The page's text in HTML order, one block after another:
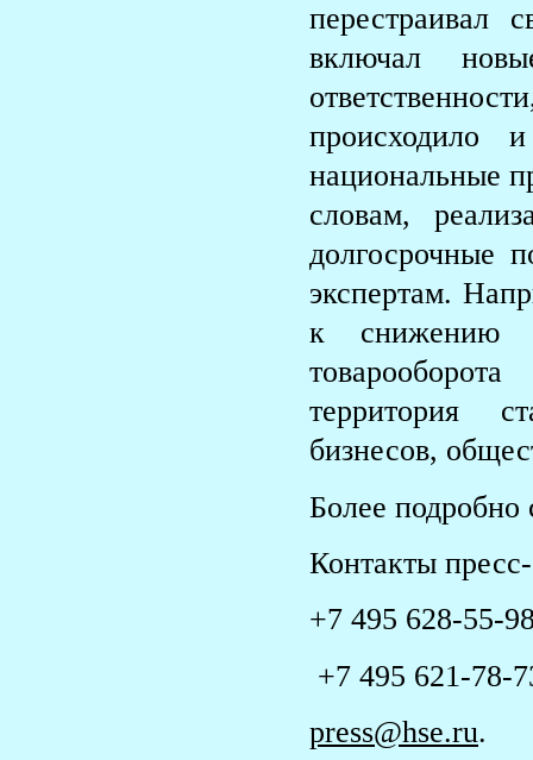
перестраивал
включал
происходило
национальные
словам,
долгосрочные
экспертам.
к снижению
территория
бизнесов,
Более
Контакты
+7 495 628-55-
+7 495 621-78-
press@hse.ru.